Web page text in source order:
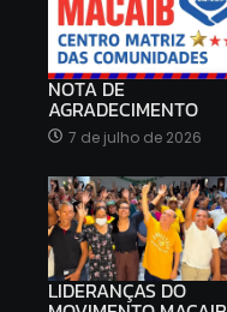
NOTA DE
AGRADECIMENTO
7 de julho de 2026
LIDERANÇAS DO